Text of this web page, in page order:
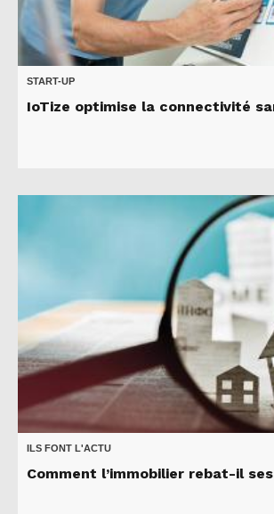
START-UP
IoTize optimise la connectivité
ILS FONT L'ACTU
Comment l’immobilier rebat-il